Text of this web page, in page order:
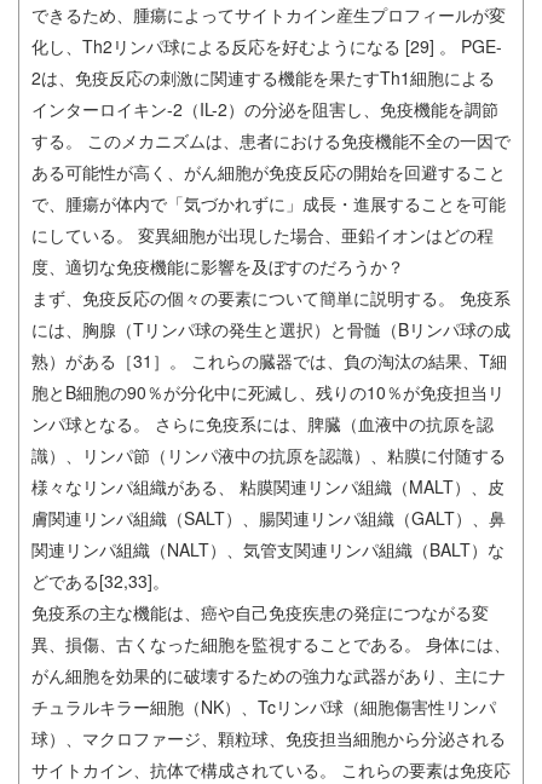
できるため、腫瘍によってサイトカイン産生プロフィールが変
化し、Th2リンパ球による反応を好むようになる [29] 。 PGE-
2は、免疫反応の刺激に関連する機能を果たすTh1細胞による
インターロイキン-2（IL-2）の分泌を阻害し、免疫機能を調節
する。 このメカニズムは、患者における免疫機能不全の一因で
ある可能性が高く、がん細胞が免疫反応の開始を回避すること
で、腫瘍が体内で「気づかれずに」成長・進展することを可能
にしている。 変異細胞が出現した場合、亜鉛イオンはどの程
度、適切な免疫機能に影響を及ぼすのだろうか？
まず、免疫反応の個々の要素について簡単に説明する。 免疫系
には、胸腺（Tリンパ球の発生と選択）と骨髄（Bリンパ球の成
熟）がある［31］。 これらの臓器では、負の淘汰の結果、T細
胞とB細胞の90％が分化中に死滅し、残りの10％が免疫担当リ
ンパ球となる。 さらに免疫系には、脾臓（血液中の抗原を認
識）、リンパ節（リンパ液中の抗原を認識）、粘膜に付随する
様々なリンパ組織がある、 粘膜関連リンパ組織（MALT）、皮
膚関連リンパ組織（SALT）、腸関連リンパ組織（GALT）、鼻
関連リンパ組織（NALT）、気管支関連リンパ組織（BALT）な
どである[32,33]。
免疫系の主な機能は、癌や自己免疫疾患の発症につながる変
異、損傷、古くなった細胞を監視することである。 身体には、
がん細胞を効果的に破壊するための強力な武器があり、主にナ
チュラルキラー細胞（NK）、Tcリンパ球（細胞傷害性リンパ
球）、マクロファージ、顆粒球、免疫担当細胞から分泌される
サイトカイン、抗体で構成されている。 これらの要素は免疫応